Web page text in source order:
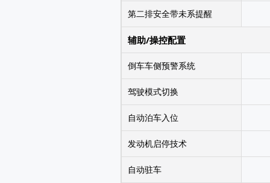
第二排安全带未系提醒
辅助/操控配置
倒车车侧预警系统
驾驶模式切换
自动泊车入位
发动机启停技术
自动驻车